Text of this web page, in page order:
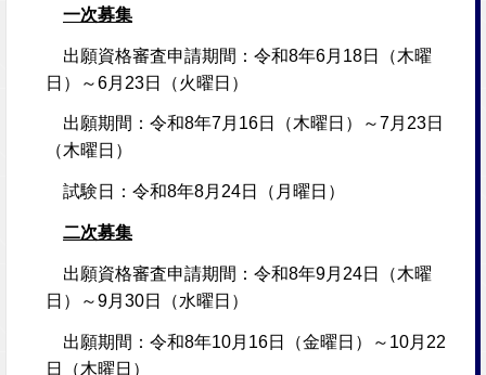
一次募集
出願資格審査申請期間：令和8年6月18日（木曜
日）～6月23日（火曜日）
出願期間：令和8年7月16日（木曜日）～7月23日
（木曜日）
試験日：令和8年8月24日（月曜日）
二次募集
出願資格審査申請期間：令和8年9月24日（木曜
日）～9月30日（水曜日）
出願期間：令和8年10月16日（金曜日）～10月22
日（木曜日）